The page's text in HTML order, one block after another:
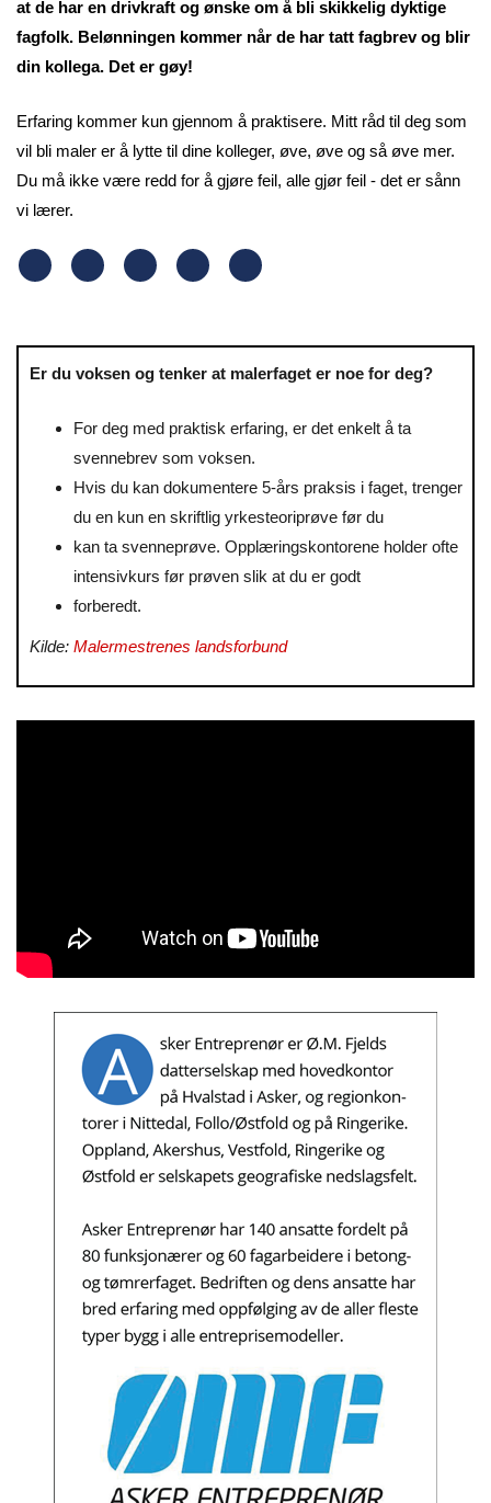
at de har en drivkraft og ønske om å bli skikkelig dyktige
fagfolk. Belønningen kommer når de har tatt fagbrev og blir
din kollega. Det er gøy!
Erfaring kommer kun gjennom å praktisere. Mitt råd til deg som
vil bli maler er å lytte til dine kolleger, øve, øve og så øve mer.
Du må ikke være redd for å gjøre feil, alle gjør feil - det er sånn
vi lærer.
Er du voksen og tenker at malerfaget er noe for deg?
For deg med praktisk erfaring, er det enkelt å ta
svennebrev som voksen.
Hvis du kan dokumentere 5-års praksis i faget, trenger
du en kun en skriftlig yrkesteoriprøve før du
kan ta svenneprøve. Opplæringskontorene holder ofte
intensivkurs før prøven slik at du er godt
forberedt.
Kilde: Malermestrenes landsforbund